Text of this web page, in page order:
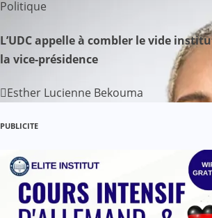
a
t
Politique
L’UDC appelle à combler le vide
la vice-présidence
Esther Lucienne Bekouma
PUBLICITE